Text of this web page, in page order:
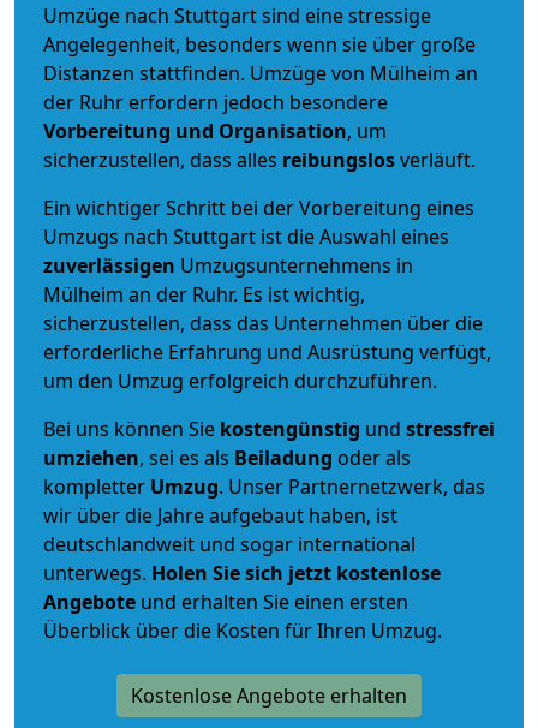
Umzüge nach Stuttgart sind eine stressige
Angelegenheit, besonders wenn sie über große
Distanzen stattfinden. Umzüge von Mülheim an
der Ruhr erfordern jedoch besondere
Vorbereitung und Organisation, um
sicherzustellen, dass alles reibungslosverläuft.
Ein wichtiger Schritt bei der Vorbereitung eines
Umzugs nach Stuttgart ist die Auswahl eines
zuverlässigen Umzugsunternehmens in
Mülheim an der Ruhr. Es ist wichtig,
sicherzustellen, dass das Unternehmen über die
erforderliche Erfahrung und Ausrüstung verfügt,
um den Umzug erfolgreich durchzuführen.
Bei uns können Sie kostengünstig und stressfrei
umziehen, sei es als Beiladung oder als
kompletter Umzug. Unser Partnernetzwerk, das
wir über die Jahre aufgebaut haben, ist
deutschlandweit und sogar international
unterwegs. Holen Sie sich jetzt kostenlose
Angebote und erhalten Sie einen ersten
Überblick über die Kosten für Ihren Umzug.
Kostenlose Angebote erhalten